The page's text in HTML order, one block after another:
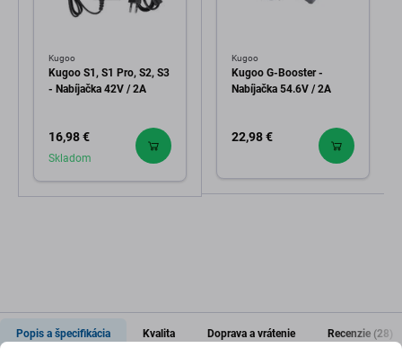
Kugoo
Kugoo S1, S1 Pro, S2, S3
- Nabíjačka 42V / 2A
16,98 €
Skladom
Kugoo
Kugoo G-Booster -
Nabíjačka 54.6V / 2A
22,98 €
Popis a špecifikácia Kvalita Doprava a vrátenie Recenzie (28)